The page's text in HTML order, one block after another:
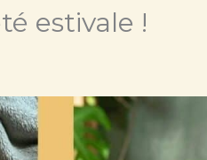
estivale !